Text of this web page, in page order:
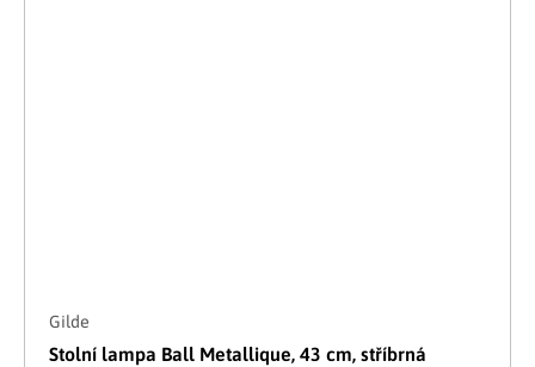
Gilde
Stolní lampa Ball Metallique, 43 cm, stříbrná